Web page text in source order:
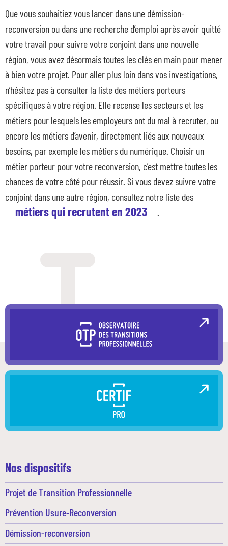
Que vous souhaitiez vous lancer dans une démission-
reconversion ou dans une recherche d’emploi après avoir quitté
votre travail pour suivre votre conjoint dans une nouvelle
région, vous avez désormais toutes les clés en main pour mener
à bien votre projet. Pour aller plus loin dans vos investigations,
n’hésitez pas à consulter la liste des métiers porteurs
spécifiques à votre région. Elle recense les secteurs et les
métiers pour lesquels les employeurs ont du mal à recruter, ou
encore les métiers d’avenir, directement liés aux nouveaux
besoins, par exemple les métiers du numérique. Choisir un
métier porteur pour votre reconversion, c’est mettre toutes les
chances de votre côté pour réussir. Si vous devez suivre votre
conjoint dans une autre région, consultez notre liste des
métiers qui recrutent en 2023
Nos dispositifs
Projet de Transition Professionnelle
Prévention Usure-Reconversion
Démission-reconversion